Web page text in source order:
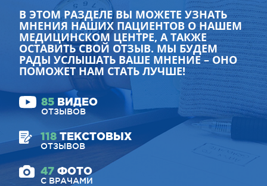
В ЭТОМ РАЗДЕЛЕ ВЫ МОЖЕТЕ УЗНАТЬ
МНЕНИЯ НАШИХ ПАЦИЕНТОВ О НАШЕМ
МЕДИЦИНСКОМ ЦЕНТРЕ, А ТАКЖЕ
ОСТАВИТЬ СВОЙ ОТЗЫВ. МЫ БУДЕМ
РАДЫ УСЛЫШАТЬ ВАШЕ МНЕНИЕ – ОНО
ПОМОЖЕТ НАМ СТАТЬ ЛУЧШЕ!
85 ВИДЕО
ОТЗЫВОВ
118 ТЕКСТОВЫХ
ОТЗЫВОВ
47 ФОТО
С ВРАЧАМИ